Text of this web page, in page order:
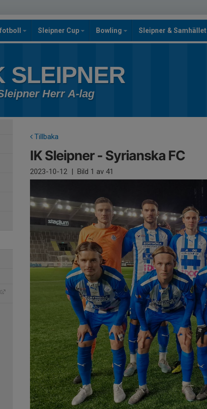
Sleipner Cup Bowling Sleipner & Samhället
SLEIPNER
Herr A-lag
Tillbaka
IK Sleipner - Syrianska FC
2023-10-12 | Bild 1 av 41